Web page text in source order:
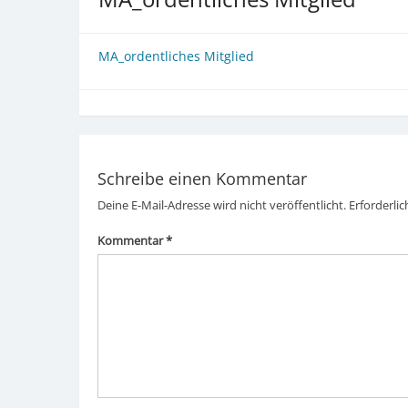
MA_ordentliches Mitglied
Schreibe einen Kommentar
Deine E-Mail-Adresse wird nicht veröffentlicht.
Kommentar*